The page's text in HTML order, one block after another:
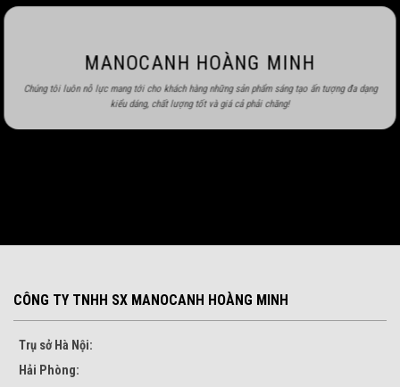
MANOCANH HOÀNG MINH
Chúng tôi luôn nỗ lực mang tới cho khách hàng những sản phẩm sáng tạo ấn tượng đa dạng
kiểu dáng, chất lượng tốt và giá cả phải chăng!
CÔNG TY TNHH SX MANOCANH HOÀNG MINH
Trụ sở Hà Nội:
Hải Phòng: